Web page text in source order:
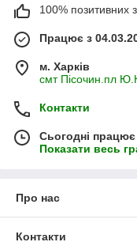
100% позитивних з
Працює з
м. Харків
смт Пісочин.пл
Контакти
Сьогодні
Показати весь
Про нас
Контакти